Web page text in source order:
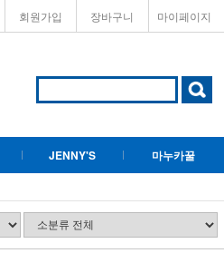
회원가입 장바구니 마이페이지
JENNY'S
마누카꿀